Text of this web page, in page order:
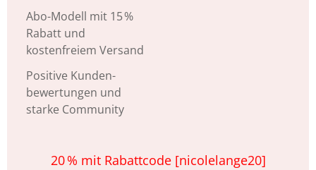
Abo-Modell mit 15 %
Rabatt und
kostenfreiem Versand
Positive Kunden­
bewertungen und
starke Community
20 % mit Rabattcode [nicolelange20]